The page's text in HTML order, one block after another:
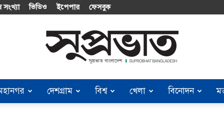
সংখ্যা ভিডিও ইপেপার ফেসবুক
Suprobhat
দেশগ্রাম বিশ্ব খেলা বিনোদন